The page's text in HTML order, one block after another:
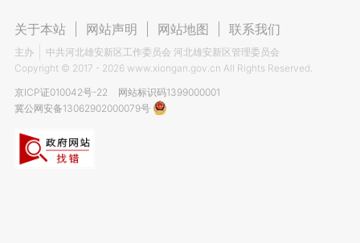
关于本站 网站声明 网站地图 联系我们
主办
中共河北雄安新区工作委员会 河北雄安新区管理委员会
Copyright © 2017 - 2026 www.xiongan.gov.cn All Rights Reserved.
京ICP证010042号-22
网站标识码1399000001
冀公网安备13062902000079号